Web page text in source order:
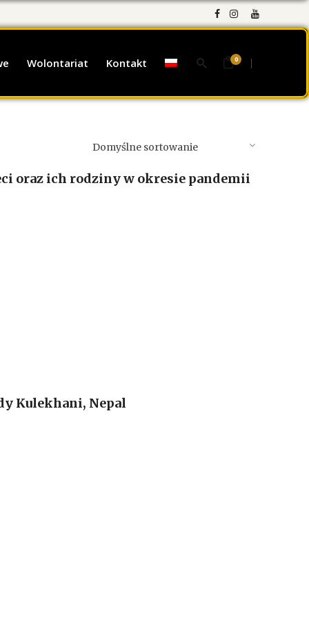
Wolontariat Kontakt 0
Domyślne sortowanie
oraz ich rodziny w okresie pandemii
Kulekhani, Nepal